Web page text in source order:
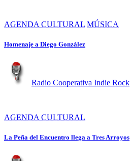
AGENDA CULTURAL MÚSICA
Homenaje a Diego González
Radio Cooperativa Indie Rock
AGENDA CULTURAL
La Peña del Encuentro llega a Tres Arroyos